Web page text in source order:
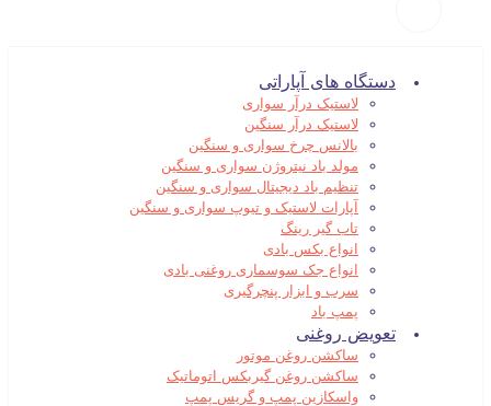
دستگاه های آپاراتی
لاستیک درآر سواری
لاستیک درآر سنگین
بالانس چرخ سواری و سنگین
مولد باد نیتروژن سواری و سنگین
تنظیم باد دیجیتال سواری و سنگین
آپارات لاستیک و تیوپ سواری و سنگین
تاب گیر رینگ
انواع بکس بادی
انواع جک سوسماری روغنی بادی
سرب و ابزار پنچرگیری
پمپ باد
تعویض روغنی
ساکشن روغن موتور
ساکشن روغن گیربکس اتوماتیک
واسکازین پمپ و گریس پمپ